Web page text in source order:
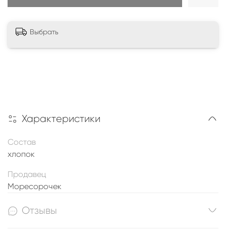
Выбрать
Характеристики
Состав
хлопок
Продавец
Моресорочек
Отзывы